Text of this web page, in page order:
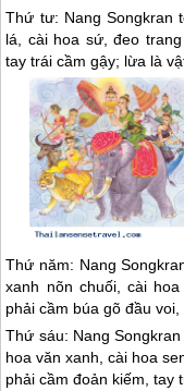
Thứ tư: Nang Songkran
lá, cài hoa sứ, đeo
tay trái cầm gậy; lừa là
Thứ năm: Nang
xanh nõn chuối, cài
phải cầm búa gõ đầu
Thứ sáu: Nang
hoa văn xanh, cài hoa
phải cầm đoản kiếm, tay